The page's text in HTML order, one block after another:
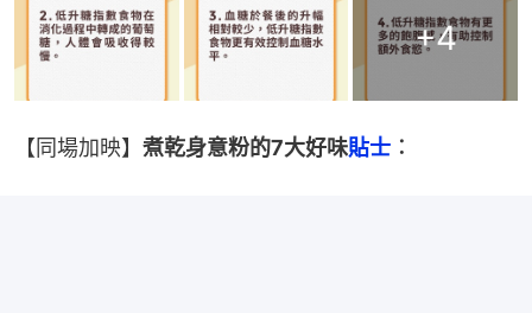
+4
【同場加映】 煮乾身意粉的7大好味貼士 ︰